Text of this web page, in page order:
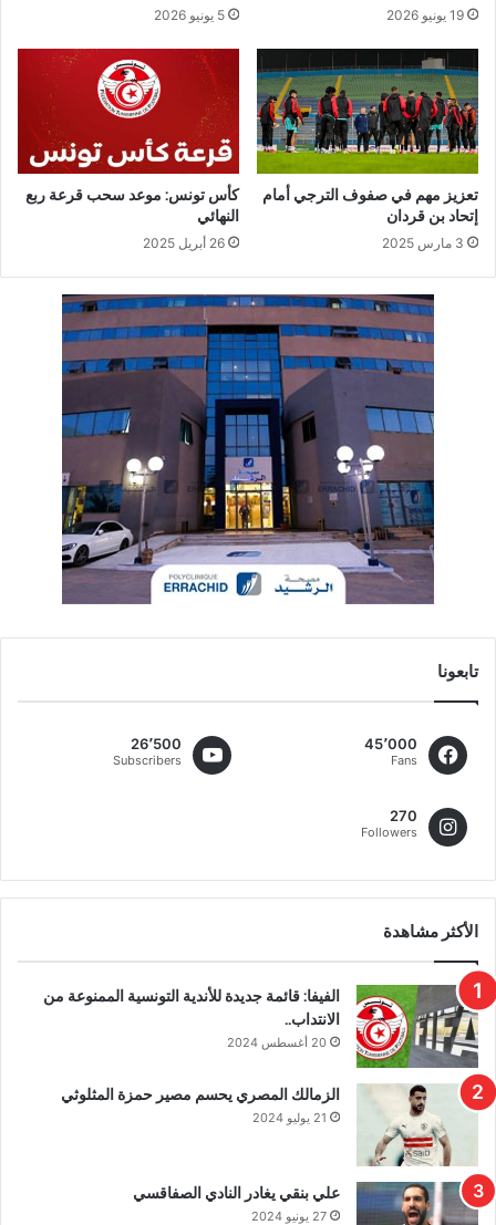
19 يونيو 2026 5 يونيو 2026
تعزيز مهم في صفوف الترجي أمام
إتحاد بن قردان
3 مارس 2025
كأس تونس: موعد سحب قرعة ربع
النهائي
26 أبريل 2025
تابعونا
45٬000
Fans
26٬500
Subscribers
270
Followers
الأكثر مشاهدة
الفيفا: قائمة جديدة للأندية التونسية الممنوعة من
الانتداب..
20 أغسطس 2024
الزمالك المصري يحسم مصير حمزة المثلوثي
21 يوليو 2024
علي بنقي يغادر النادي الصفاقسي
27 يونيو 2024